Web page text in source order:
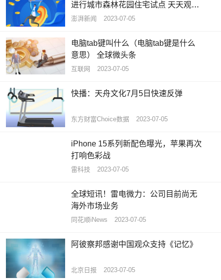
进行城市森林花园住宅试点 天天观热
点
澎湃新闻 2023-07-05
电脑tab键叫什么（电脑tab键是什么
意思） 全球微头条
互联网 2023-07-05
快播：天舟文化7月5日快速反弹
东方财富Choice数据 2023-07-05
iPhone 15系列新配色曝光，苹果再次
打响色彩战
雷科技 2023-07-05
全球短讯！雷电微力：公司目前尚无
海外市场业务
同花顺iNews 2023-07-05
阿彼察邦感谢中国观众支持《记忆》
北京日报 2023-07-05